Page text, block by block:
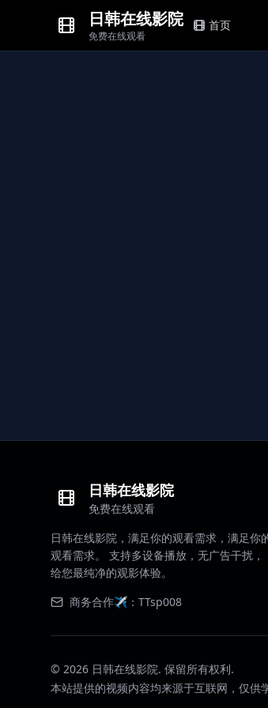
日韩在线影院
免费在线观看
首页
日韩在线影院
免费在线观看
日韩在线影院，满足你的观看需求，满足你
观看需求。 支持多设备播放，无广告干扰，
给您最纯净的观影体验。
商务合作✈️：TTsp008
© 2026 日韩在线影院. 保留所有权利.
本站提供的视频内容均来源于互联网，仅供